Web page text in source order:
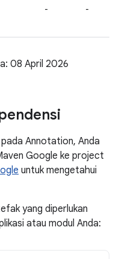
- -
08 April 2026
Annotation, Anda
Google ke project
untuk mengetahui
yang diperlukan
atau modul Anda: